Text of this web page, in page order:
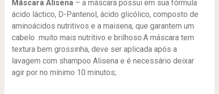
Máscara Alisena– a máscara possui em sua fórmula
ácido láctico, D-Pantenol, ácido glicólico, composto de
aminoácidos nutritivos e a maisena, que garantem um
cabelo muito mais nutritivo e brilhoso.A máscara tem
textura bem grossinha, deve ser aplicada após a
lavagem com shampoo Alisena e é necessário deixar
agir por no mínimo 10 minutos;